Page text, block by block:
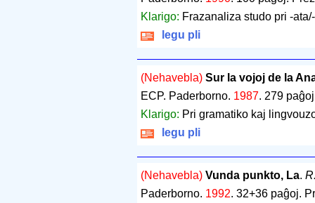
Klarigo: Frazanaliza studo pri -
legu pli
(Nehavebla) Sur la vojoj de la
ECP. Paderborno. 1987. 279 paĝoj
Klarigo: Pri gramatiko kaj
legu pli
(Nehavebla) Vunda punkto, La.
Paderborno. 1992. 32+36 paĝoj.